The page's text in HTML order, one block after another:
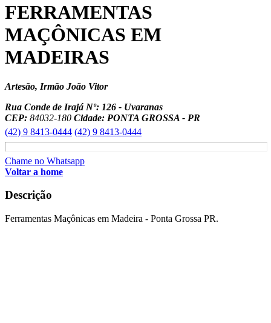
FERRAMENTAS
MAÇÔNICAS EM
MADEIRAS
Artesão, Irmão João Vitor
Rua Conde de Irajá Nº: 126 - Uvaranas
CEP: 84032-180 Cidade: PONTA GROSSA - PR
(42) 9 8413-0444 (42) 9 8413-0444
Chame no Whatsapp
Voltar a home
Descrição
Ferramentas Maçônicas em Madeira - Ponta Grossa PR.